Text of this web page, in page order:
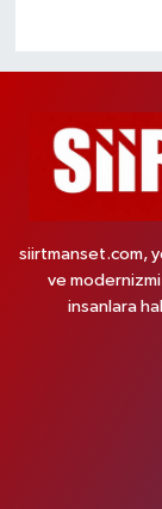
siirtmanset.com,
ve
insanlara